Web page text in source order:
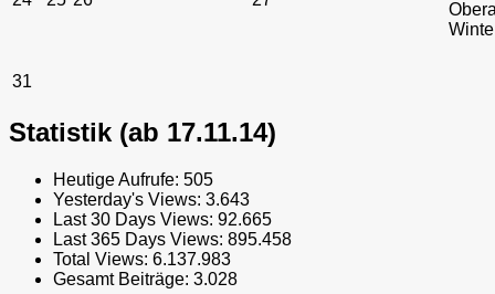
31
Statistik (ab 17.11.14)
Heutige Aufrufe: 505
Yesterday's Views: 3.643
Last 30 Days Views: 92.665
Last 365 Days Views: 895.458
Total Views: 6.137.983
Gesamt Beiträge: 3.028